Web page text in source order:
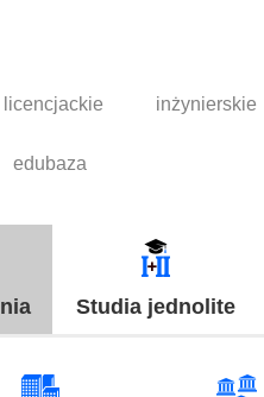
licencjackie inżynierskie
edubaza
Studia jednolite